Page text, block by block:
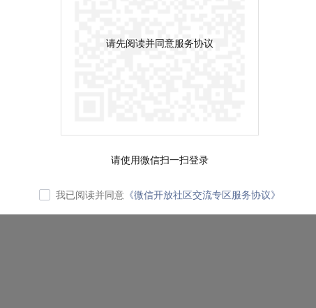
请先阅读并同意服务协议
请使用微信扫一扫登录
我已阅读并同意 《微信开放社区交流专区服务协议》